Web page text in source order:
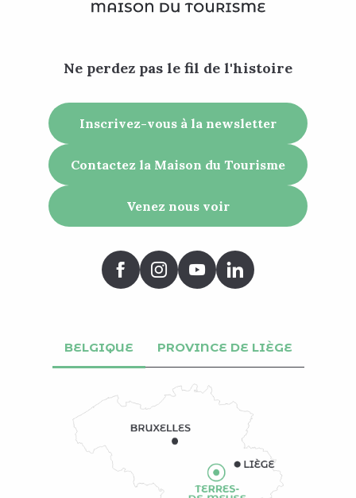
Ne perdez pas le fil de l'histoire
Inscrivez-vous à la newsletter
Contactez la Maison du Tourisme
Venez nous voir
BELGIQUE PROVINCE DE LIÈGE